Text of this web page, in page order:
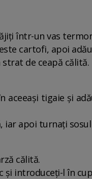
într-un vas
cartofi, apoi
de ceapă călită.
aceeași tigaie și
iar apoi turnați
călită.
și introduceți-l în